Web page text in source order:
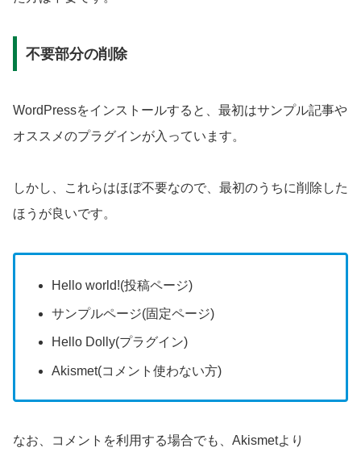
不要部分の削除
WordPressをインストールすると、最初はサンプル記事や
オススメのプラグインが入っています。
しかし、これらはほぼ不要なので、最初のうちに削除した
ほうが良いです。
Hello world!(投稿ページ)
サンプルページ(固定ページ)
Hello Dolly(プラグイン)
Akismet(コメント使わない方)
なお、コメントを利用する場合でも、Akismetより